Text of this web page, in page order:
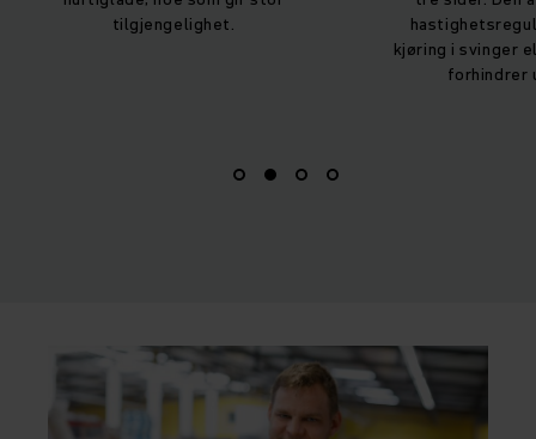
hastighetsreguleringen ved
med
CO2-